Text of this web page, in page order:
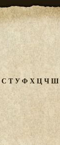
С ТУФХЦЧШ